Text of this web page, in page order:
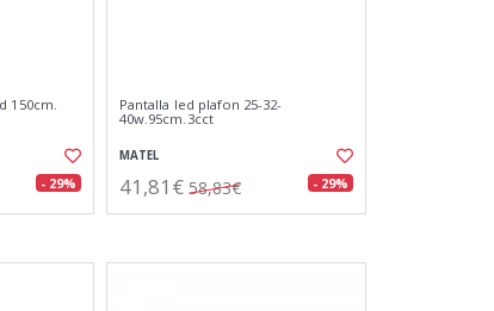
150cm.
- 29%
Pantalla led plafon 25-32-
40w.95cm.3cct
MATEL
41,81€ 58,83€ - 29%